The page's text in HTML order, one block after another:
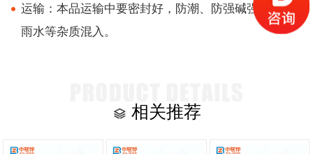
运输：本品运输中要密封好，防潮、防强碱强酸及防
雨水等杂质混入。
相关推荐